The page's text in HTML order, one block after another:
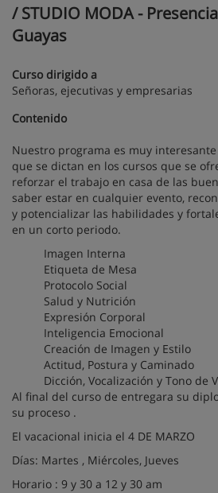
/ STUDIO MODA -
Guayas
Curso dirigido a
Señoras, ejecutivas y empresarias
Contenido
Nuestro programa es muy
que se dictan en los cursos que se
reforzar el trabajo en casa de las
saber estar en cualquier evento,
y potencializar las habilidades y
en un corto periodo.
Imagen Interna
Etiqueta de Mesa
Protocolo Social
Salud y Nutrición
Expresión Corporal
Inteligencia Emocional
Creación de Imagen y Estilo
Actitud, Postura y Caminado
Dicción, Vocalización y Tono de
Al final del curso de entregara su
su proceso .
El vacacional inicia el 4 DE MARZO
Días: Martes , Miércoles, Jueves
Horario : 9 y 30 a 12 y 30 am